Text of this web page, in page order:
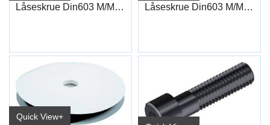
Låseskrue Din603 M/Mutter 4.8 Vz 8X 50 Låseskrue Din603 M/Mutter 4.8 Vz 8X 40
Quick View+